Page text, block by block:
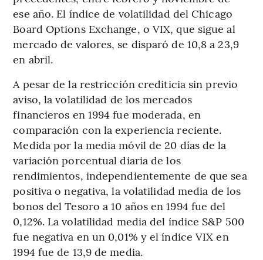
ese año. El índice de volatilidad del Chicago
Board Options Exchange, o VIX, que sigue al
mercado de valores, se disparó de 10,8 a 23,9
en abril.
A pesar de la restricción crediticia sin previo
aviso, la volatilidad de los mercados
financieros en 1994 fue moderada, en
comparación con la experiencia reciente.
Medida por la media móvil de 20 días de la
variación porcentual diaria de los
rendimientos, independientemente de que sea
positiva o negativa, la volatilidad media de los
bonos del Tesoro a 10 años en 1994 fue del
0,12%. La volatilidad media del índice S&P 500
fue negativa en un 0,01% y el índice VIX en
1994 fue de 13,9 de media.